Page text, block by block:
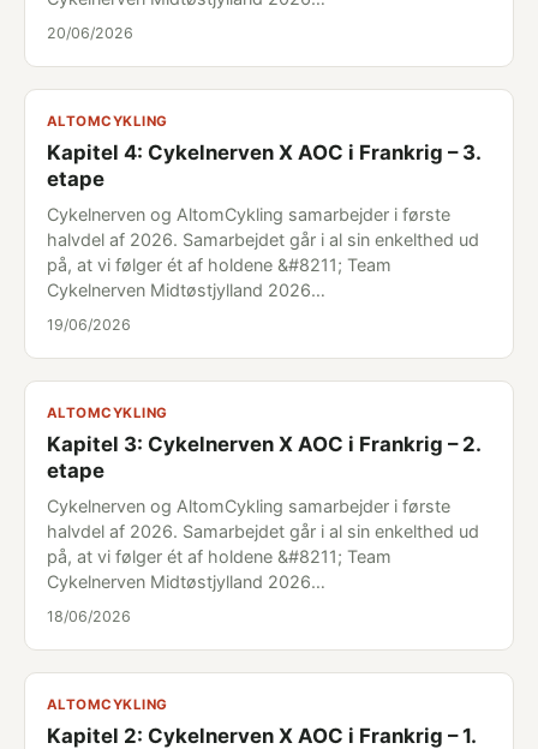
20/06/2026
ALTOMCYKLING
Kapitel 4: Cykelnerven X AOC i Frankrig – 3.
etape
Cykelnerven og AltomCykling samarbejder i første
halvdel af 2026. Samarbejdet går i al sin enkelthed ud
på, at vi følger ét af holdene &#8211; Team
Cykelnerven Midtøstjylland 2026…
19/06/2026
ALTOMCYKLING
Kapitel 3: Cykelnerven X AOC i Frankrig – 2.
etape
Cykelnerven og AltomCykling samarbejder i første
halvdel af 2026. Samarbejdet går i al sin enkelthed ud
på, at vi følger ét af holdene &#8211; Team
Cykelnerven Midtøstjylland 2026…
18/06/2026
ALTOMCYKLING
Kapitel 2: Cykelnerven X AOC i Frankrig – 1.